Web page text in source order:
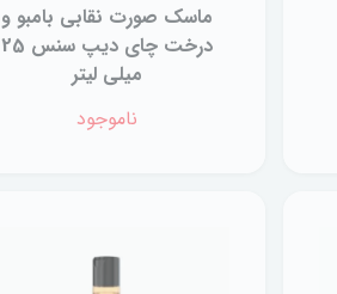
ماسک صورت نقابی بامبو و
درخت چای دیپ سنس 25
میلی لیتر
ناموجود